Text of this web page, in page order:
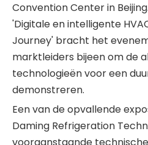
Convention Center in
'Digitale en intelligente
Journey' bracht het
marktleiders bijeen om de
technologieën voor een
demonstreren.
Een van de opvallende
Daming Refrigeration